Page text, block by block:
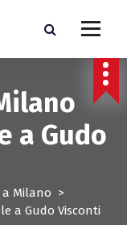
a Gudo
a Milano >
a Gudo Visconti